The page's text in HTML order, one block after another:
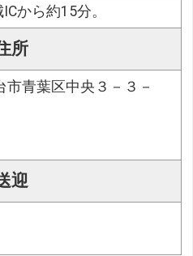
から約15分。
所
市青葉区中央３－３－
迎